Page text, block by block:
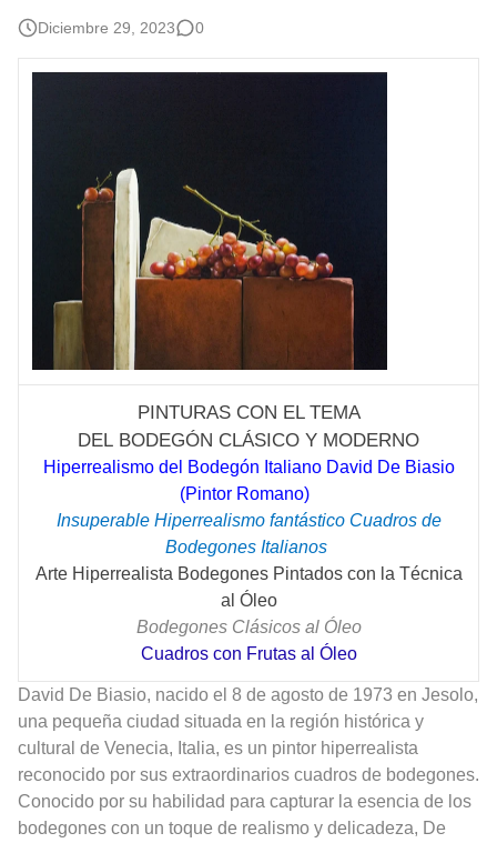
Diciembre 29, 2023 0
PINTURAS CON EL TEMA
DEL BODEGÓN CLÁSICO Y MODERNO
Hiperrealismo del Bodegón Italiano David De Biasio
(Pintor Romano)
Insuperable Hiperrealismo fantástico Cuadros de
Bodegones Italianos
Arte Hiperrealista Bodegones Pintados con la Técnica
al Óleo
Bodegones Clásicos al Óleo
Cuadros con Frutas al Óleo
David De Biasio, nacido el 8 de agosto de 1973 en Jesolo,
una pequeña ciudad situada en la región histórica y
cultural de Venecia, Italia, es un pintor hiperrealista
reconocido por sus extraordinarios cuadros de bodegones.
Conocido por su habilidad para capturar la esencia de los
bodegones con un toque de realismo y delicadeza, De